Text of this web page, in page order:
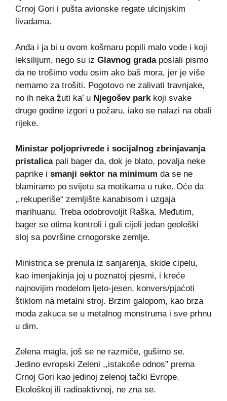
Crnoj Gori i pušta avionske regate ulcinjskim
livadama.
Anđa i ja bi u ovom košmaru popili malo vode i koji
leksilijum, nego su iz Glavnog gradaposlali pismo
da ne trošimo vodu osim ako baš mora, jer je više
nemamo za trošiti. Pogotovo ne zalivati travnjake,
no ih neka žuti ka’ u Njegošev park koji svake
druge godine izgori u požaru, iako se nalazi na obali
rijeke.
Ministar poljoprivrede i socijalnog zbrinjavanja
pristalicapali bager da, dok je blato, povalja neke
paprike i smanji sektor na minimum da se ne
blamiramo po svijetu sa motikama u ruke. Oće da
,,rekuperiše“ zemljište kanabisom i uzgaja
marihuanu. Treba odobrovoljit Raška. Međutim,
bager se otima kontroli i guli cijeli jedan geološki
sloj sa površine crnogorske zemlje.
Ministrica se prenula iz sanjarenja, skide cipelu,
kao imenjakinja joj u poznatoj pjesmi, i kreće
najnovijim modelom ljeto-jesen, konvers/pjaćoti
štiklom na metalni stroj. Brzim galopom, kao brza
moda zakuca se u metalnog monstruma i sve prhnu
u dim.
Zelena magla, još se ne razmiče, gušimo se.
Jedino evropski Zeleni ,,istakoše odnos” prema
Crnoj Gori kao jedinoj zelenoj tački Evrope.
Ekološkoj ili radioaktivnoj, ne zna se.